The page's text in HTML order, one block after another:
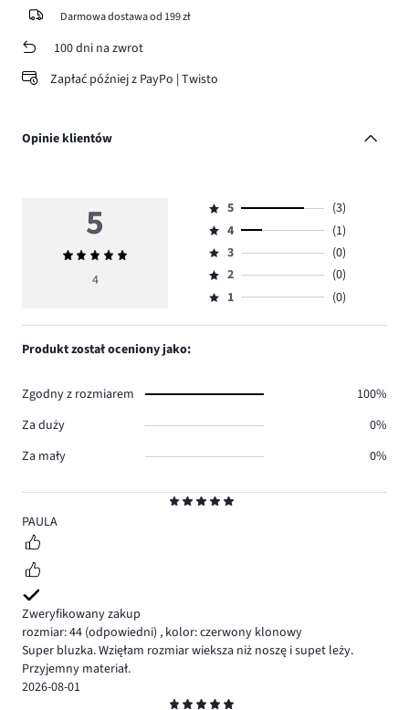
Darmowa dostawa od 199 zł
100 dni na zwrot
Zapłać później z PayPo | Twisto
Opinie klientów
5
PAULA
Zweryfikowany zakup
rozmiar: 44 (odpowiedni) , kolor: czerwony klonowy
Super bluzka. Wzięłam rozmiar wieksza niż noszę i supet leży.
Przyjemny materiał.
2026-08-01
5
Średnia
ocena
4
Ocena
5,
ilość
głosów
3.
5
(3)
Ocena
4,
ilość
głosów
4
(1)
Ocena
3,
ilość
3
(0)
Ocena
2,
2
(0)
Ocena
1,
1 (0)
Produkt został oceniony jako:
Zgodny z rozmiarem
100%
Za duży
0%
Za mały
0%